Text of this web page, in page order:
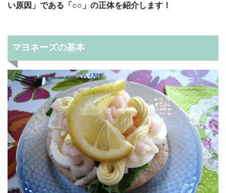
い原因」である「○○」の正体を紹介します！
マヨネーズの基本